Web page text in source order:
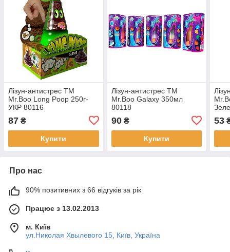
Лізун-антистрес ТМ
Mr.Boo Long Poop 250г-
УКР 80116
87 ₴
Купити
Лізун-антистрес ТМ
Mr.Boo Galaxy 350мл
80118
90₴
Купити
53
Про нас
90% позитивних з 66 відгуків за рік
Працює з 13.02.2013
м. Київ
ул.Николая Хвылевого 15, Київ, Україна